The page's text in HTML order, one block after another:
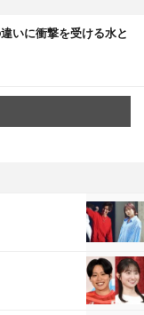
いに衝撃を受ける水と